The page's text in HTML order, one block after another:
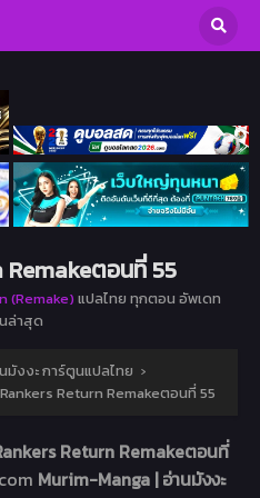
Remakeตอนที่ 55
(Remake) แปลไทย ทุกตอน อัพเดท
ล่าสุด
มังงะ การ์ตูนแปลไทย ›
Rankers Return Remakeตอนที่ 55
Return Remakeตอนที่
Murim-Manga | อ่านมังงะ